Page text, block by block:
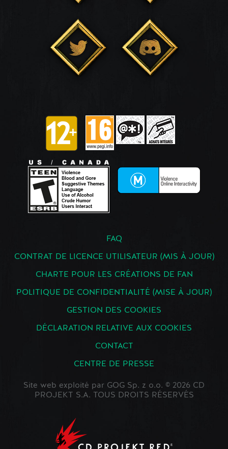
FAQ
CONTRAT DE LICENCE UTILISATEUR (MIS À JOUR)
CHARTE POUR LES CRÉATIONS DE FAN
POLITIQUE DE CONFIDENTIALITÉ (MISE À JOUR)
GESTION DES COOKIES
DÉCLARATION RELATIVE AUX COOKIES
CONTACT
CENTRE DE PRESSE
Site web exploité par GOG Sp. z o.o. © 2026 CD
PROJEKT S.A. TOUS DROITS RÉSERVÉS